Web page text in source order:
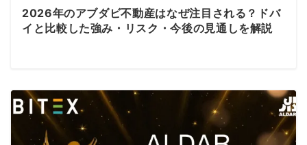
2026年のアブダビ不動産はなぜ注目される？ドバ
イと比較した強み・リスク・今後の見通しを解説